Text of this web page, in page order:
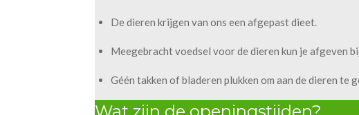
De dieren krijgen van ons een afgepast dieet.
Meegebracht voedsel voor de dieren kun je afgeven
Géén takken of bladeren plukken om aan de dieren te